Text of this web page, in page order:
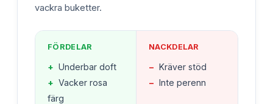
vackra buketter.
FÖRDELAR
+ Underbar doft
+ Vacker rosa
färg
NACKDELAR
− Kräver stöd
− Inte perenn